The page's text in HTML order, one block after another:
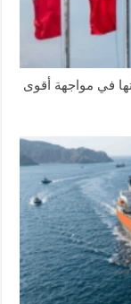
في مواجهة أقوى